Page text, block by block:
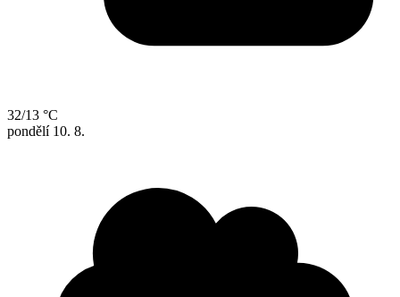
32/13 °C
pondělí 10. 8.